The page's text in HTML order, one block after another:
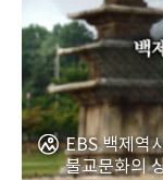
EBS 백제역
불교문화의